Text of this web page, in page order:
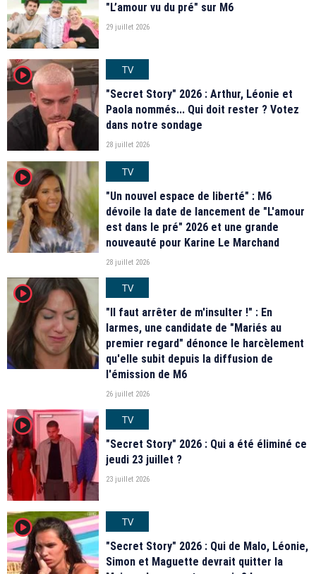
"L’amour vu du pré" sur M6
29 juillet 2026
player2
TV
"Secret Story" 2026 : Arthur, Léonie et
Paola nommés... Qui doit rester ? Votez
dans notre sondage
28 juillet 2026
player2
TV
"Un nouvel espace de liberté" : M6
dévoile la date de lancement de "L'amour
est dans le pré" 2026 et une grande
nouveauté pour Karine Le Marchand
28 juillet 2026
player2
TV
"Il faut arrêter de m'insulter !" : En
larmes, une candidate de "Mariés au
premier regard" dénonce le harcèlement
qu'elle subit depuis la diffusion de
l'émission de M6
26 juillet 2026
player2
TV
"Secret Story" 2026 : Qui a été éliminé ce
jeudi 23 juillet ?
23 juillet 2026
player2
TV
"Secret Story" 2026 : Qui de Malo, Léonie,
Simon et Maguette devrait quitter la